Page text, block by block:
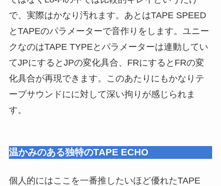
で、実際はかなり汚れます。あとはTAPE SPEED
とTAPEのパラメーターで音作りをします。ユニー
クなのはTAPE TYPEとパラメーターは連動してい
てJPにするとJPの変化具合、FRにするとFRの変
化具合が再現できます。このあたりにもかなりテ
ープサウンドにに対して深い拘りが感じられま
す。
温かみのある独特のTAPE ECHO
個人的にはここを一番推したいほど優れたTAPE